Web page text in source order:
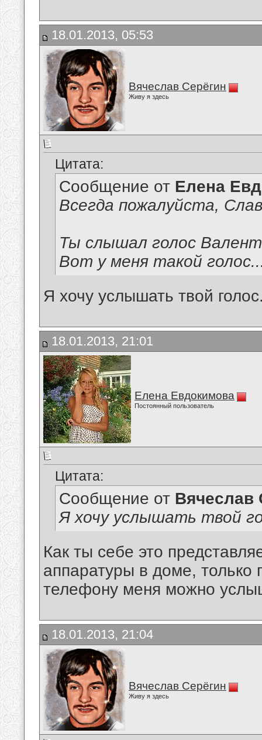
18.01.2013, 05:53
Вячеслав Серёгин
Живу я здесь
Цитата:
Сообщение от Елена
Всегда пожалуйста,
Ты слышал голос
Вот у меня такой
Я хочу услышать твой
18.01.2013, 21:01
Елена Евдокимова
Постоянный пользователь
Цитата:
Сообщение от Вячеслав
Я хочу услышать твой
Как ты себе это
аппаратуры в доме, только
телефону меня можно
18.01.2013, 21:04
Вячеслав Серёгин
Живу я здесь